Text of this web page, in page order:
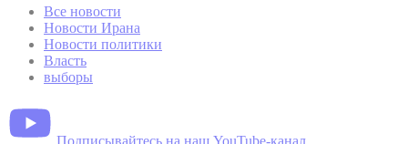
Все новости
Новости Ирана
Новости политики
Власть
выборы
Подписывайтесь на наш YouTube-канал